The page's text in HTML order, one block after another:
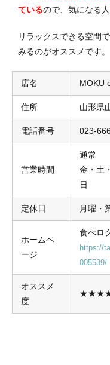
ているので、気になる
リラックスできる空間
みるのがオススメです。
店名 MOKU
住所 山形県
電話番号 023-
営業時間
通常
金・土
日
定休日 月曜・
ホームペ
ージ
食べロ
https://
005539/
オススメ
度